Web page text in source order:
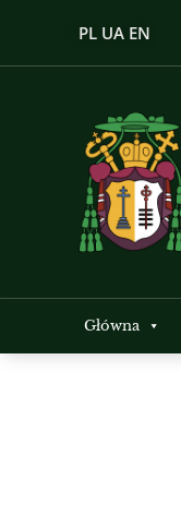
PL UA EN
Główna